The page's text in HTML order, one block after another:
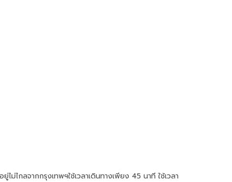
ม่ไกลจากกรุงเทพฯใช้เวลาเดินทางเพียง 45 นาที ใช้เวลา